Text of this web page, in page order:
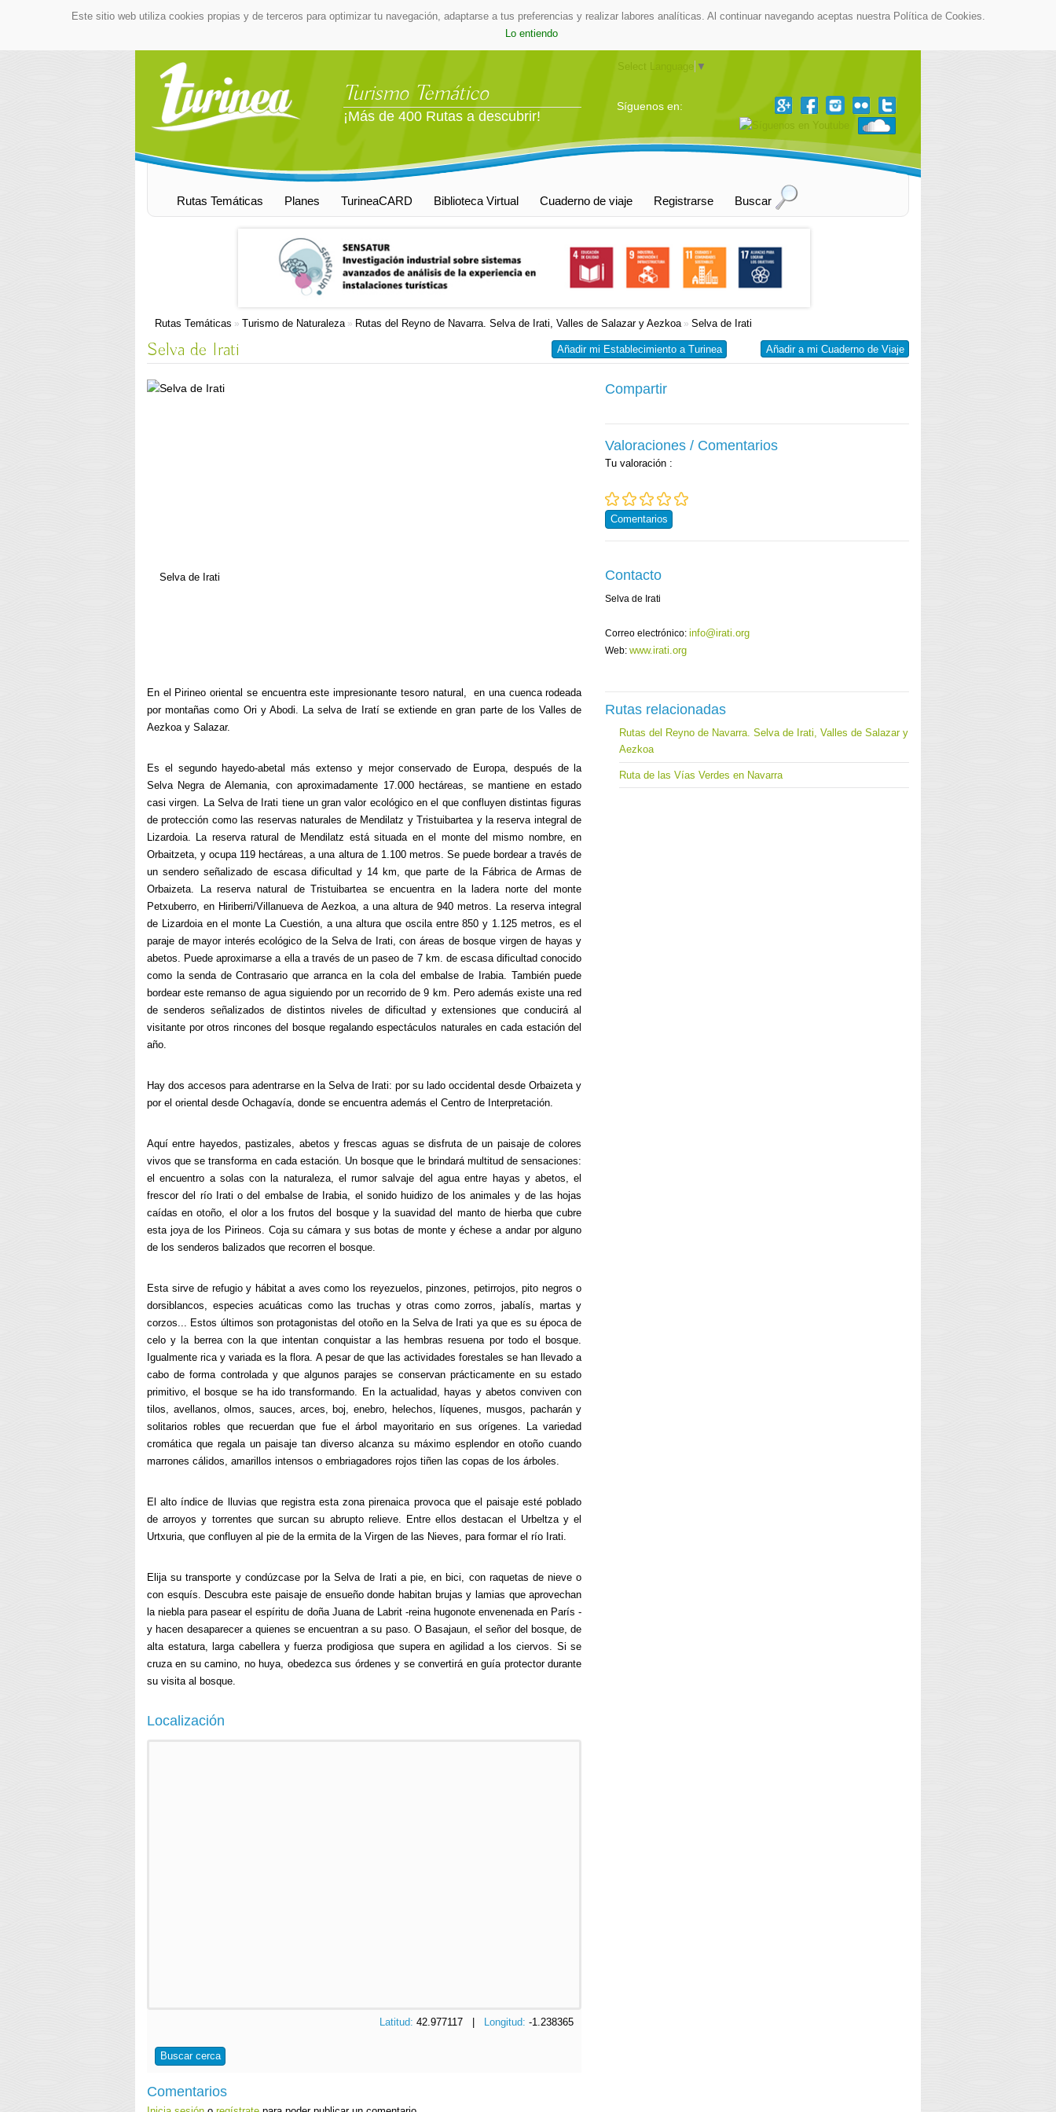
Este sitio web utiliza cookies propias y de terceros para optimizar tu navegación, adaptarse a tus preferencias y realizar labores analíticas. Al continuar navegando aceptas nuestra Política de Cookies.
Lo entiendo
Turismo Temático
¡Más de 400 Rutas a descubrir!
Select Language ▼
Síguenos en:
Rutas Temáticas Planes TurineaCARD Biblioteca Virtual Cuaderno de viaje Registrarse Buscar
Rutas Temáticas » Turismo de Naturaleza» Rutas del Reyno de Navarra. Selva de Irati, Valles de Salazar y Aezkoa» Selva de Irati
Añadir a mi Cuaderno de Viaje
Añadir mi Establecimiento a Turinea
Selva de Irati
Selva de Irati
En el Pirineo oriental se encuentra este impresionante tesoro natural, en una cuenca rodeada
por montañas como Ori y Abodi. La selva de Iratí se extiende en gran parte de los Valles de
Aezkoa y Salazar.
Es el segundo hayedo-abetal más extenso y mejor conservado de Europa, después de la
Selva Negra de Alemania, con aproximadamente 17.000 hectáreas, se mantiene en estado
casi virgen. La Selva de Irati tiene un gran valor ecológico en el que confluyen distintas figuras
de protección como las reservas naturales de Mendilatz y Tristuibartea y la reserva integral de
Lizardoia. La reserva ratural de Mendilatz está situada en el monte del mismo nombre, en
Orbaitzeta, y ocupa 119 hectáreas, a una altura de 1.100 metros. Se puede bordear a través de
un sendero señalizado de escasa dificultad y 14 km, que parte de la Fábrica de Armas de
Orbaizeta. La reserva natural de Tristuibartea se encuentra en la ladera norte del monte
Petxuberro, en Hiriberri/Villanueva de Aezkoa, a una altura de 940 metros. La reserva integral
de Lizardoia en el monte La Cuestión, a una altura que oscila entre 850 y 1.125 metros, es el
paraje de mayor interés ecológico de la Selva de Irati, con áreas de bosque virgen de hayas y
abetos. Puede aproximarse a ella a través de un paseo de 7 km. de escasa dificultad conocido
como la senda de Contrasario que arranca en la cola del embalse de Irabia. También puede
bordear este remanso de agua siguiendo por un recorrido de 9 km. Pero además existe una red
de senderos señalizados de distintos niveles de dificultad y extensiones que conducirá al
visitante por otros rincones del bosque regalando espectáculos naturales en cada estación del
año.
Hay dos accesos para adentrarse en la Selva de Irati: por su lado occidental desde Orbaizeta y
por el oriental desde Ochagavía, donde se encuentra además el Centro de Interpretación.
Aquí entre hayedos, pastizales, abetos y frescas aguas se disfruta de un paisaje de colores
vivos que se transforma en cada estación. Un bosque que le brindará multitud de sensaciones:
el encuentro a solas con la naturaleza, el rumor salvaje del agua entre hayas y abetos, el
frescor del río Irati o del embalse de Irabia, el sonido huidizo de los animales y de las hojas
caídas en otoño, el olor a los frutos del bosque y la suavidad del manto de hierba que cubre
esta joya de los Pirineos. Coja su cámara y sus botas de monte y échese a andar por alguno
de los senderos balizados que recorren el bosque.
Esta sirve de refugio y hábitat a aves como los reyezuelos, pinzones, petirrojos, pito negros o
dorsiblancos, especies acuáticas como las truchas y otras como zorros, jabalís, martas y
corzos... Estos últimos son protagonistas del otoño en la Selva de Irati ya que es su época de
celo y la berrea con la que intentan conquistar a las hembras resuena por todo el bosque.
Igualmente rica y variada es la flora. A pesar de que las actividades forestales se han llevado a
cabo de forma controlada y que algunos parajes se conservan prácticamente en su estado
primitivo, el bosque se ha ido transformando. En la actualidad, hayas y abetos conviven con
tilos, avellanos, olmos, sauces, arces, boj, enebro, helechos, líquenes, musgos, pacharán y
solitarios robles que recuerdan que fue el árbol mayoritario en sus orígenes. La variedad
cromática que regala un paisaje tan diverso alcanza su máximo esplendor en otoño cuando
marrones cálidos, amarillos intensos o embriagadores rojos tiñen las copas de los árboles.
El alto índice de lluvias que registra esta zona pirenaica provoca que el paisaje esté poblado
de arroyos y torrentes que surcan su abrupto relieve. Entre ellos destacan el Urbeltza y el
Urtxuria, que confluyen al pie de la ermita de la Virgen de las Nieves, para formar el río Irati.
Elija su transporte y condúzcase por la Selva de Irati a pie, en bici, con raquetas de nieve o
con esquís. Descubra este paisaje de ensueño donde habitan brujas y lamias que aprovechan
la niebla para pasear el espíritu de doña Juana de Labrit -reina hugonote envenenada en París -
y hacen desaparecer a quienes se encuentran a su paso. O Basajaun, el señor del bosque, de
alta estatura, larga cabellera y fuerza prodigiosa que supera en agilidad a los ciervos. Si se
cruza en su camino, no huya, obedezca sus órdenes y se convertirá en guía protector durante
su visita al bosque.
Localización
Latitud:42.977117 | Longitud:-1.238365
Buscar cerca
Comentarios
Compartir
Valoraciones / Comentarios
Tu valoración :
Comentarios
Contacto
Selva de Irati
Correo electrónico:info@irati.org
Web:www.irati.org
Rutas relacionadas
Rutas del Reyno de Navarra. Selva de Irati, Valles de Salazar y
Aezkoa
Ruta de las Vías Verdes en Navarra